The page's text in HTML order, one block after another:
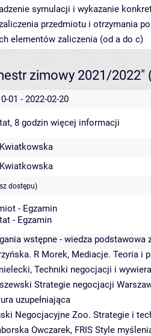
symulacji i wykazanie
przedmiotu i otrzymania
elementów zaliczenia (od a do c)
zimowy 2021/2022"
01 - 2022-02-20
8 godzin więcej informacji
dostępu)
- Egzamin
- Egzamin
wstępne - wiedza
R Morek, Mediacje. Teoria i
Techniki negocjacji i
Strategie negocjacji
uzupełniająca
Negocjacyjne Zoo. Strategie i
Owczarek, FRIS Style